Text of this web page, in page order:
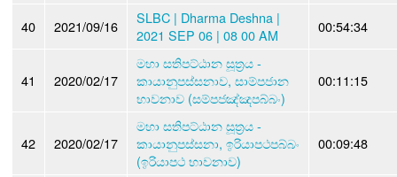
40 2021/09/16
SLBC | Dharma Deshna |
2021 SEP 06 | 08 00 AM
00:54:34
41 2020/02/17
මහා සතිපට්ඨාන සූත්‍රය -
කායානුපස්සනාව, සාම්පජාන
භාවනාව (සම්පජඤ්ඤපබ්බං)
00:11:15
42 2020/02/17
මහා සතිපට්ඨාන සූත්‍රය -
කායානුපස්සනා, ඉරියාපථපබ්බං
(ඉරියාපථ භාවනාව)
00:09:48